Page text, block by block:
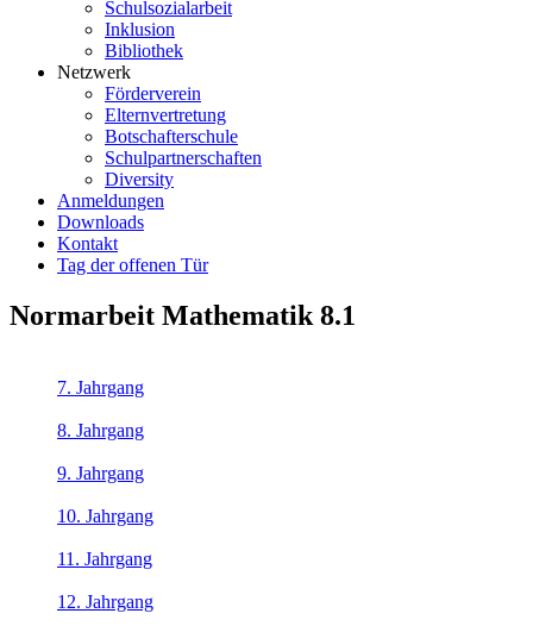
Schulsozialarbeit
Inklusion
Bibliothek
Netzwerk
Förderverein
Elternvertretung
Botschafterschule
Schulpartnerschaften
Diversity
Anmeldungen
Downloads
Kontakt
Tag der offenen Tür
Normarbeit Mathematik 8.1
7. Jahrgang
8. Jahrgang
9. Jahrgang
10. Jahrgang
11. Jahrgang
12. Jahrgang